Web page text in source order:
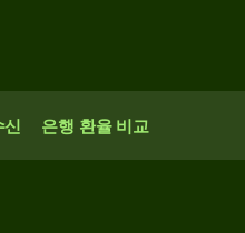
신 은행 환율 비교